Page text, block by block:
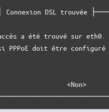
DSL trouvée
a été trouvé sur
PPPoE doit être
<Non>